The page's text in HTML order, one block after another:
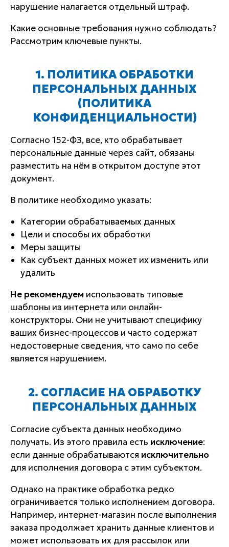
нарушение налагается отдельный штраф.
Какие основные требования нужно соблюдать?
Рассмотрим ключевые пункты.
1. ПОЛИТИКА ОБРАБОТКИ
ПЕРСОНАЛЬНЫХ ДАННЫХ
(ПОЛИТИКА
КОНФИДЕНЦИАЛЬНОСТИ)
Согласно 152-ФЗ, все, кто обрабатывает
персональные данные через сайт, обязаны
разместить на нём в открытом доступе этот
документ.
В политике необходимо указать:
Категории обрабатываемых данных
Цели и способы их обработки
Меры защиты
Как субъект данных может их изменить или
удалить
Не рекомендуем использовать типовые
шаблоны из интернета или онлайн-
конструкторы. Они не учитывают специфику
ваших бизнес-процессов и часто содержат
недостоверные сведения, что само по себе
является нарушением.
2. СОГЛАСИЕ НА ОБРАБОТКУ
ПЕРСОНАЛЬНЫХ ДАННЫХ
Согласие субъекта данных необходимо
получать. Из этого правила есть исключение:
если данные обрабатываются исключительно
для исполнения договора с этим субъектом.
Однако на практике обработка редко
ограничивается только исполнением договора.
Например, интернет-магазин после выполнения
заказа продолжает хранить данные клиентов и
может использовать их для рассылок или